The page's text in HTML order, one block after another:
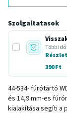
Szolgaltatasok
390 Ft
44-534- fúrótartó
és 14,9 mm-es
kialakítása segíti a